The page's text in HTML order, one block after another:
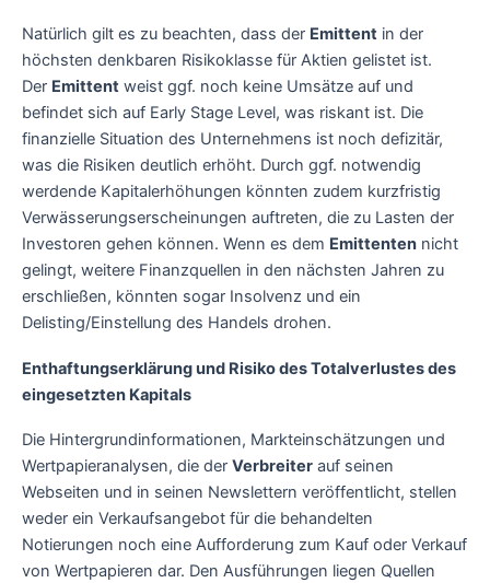
Natürlich gilt es zu beachten, dass der Emittent in der
höchsten denkbaren Risikoklasse für Aktien gelistet ist.
Der Emittent weist ggf. noch keine Umsätze auf und
befindet sich auf Early Stage Level, was riskant ist. Die
finanzielle Situation des Unternehmens ist noch defizitär,
was die Risiken deutlich erhöht. Durch ggf. notwendig
werdende Kapitalerhöhungen könnten zudem kurzfristig
Verwässerungserscheinungen auftreten, die zu Lasten der
Investoren gehen können. Wenn es dem Emittenten nicht
gelingt, weitere Finanzquellen in den nächsten Jahren zu
erschließen, könnten sogar Insolvenz und ein
Delisting/Einstellung des Handels drohen.
Enthaftungserklärung und Risiko des Totalverlustes des
eingesetzten Kapitals
Die Hintergrundinformationen, Markteinschätzungen und
Wertpapieranalysen, die der Verbreiter auf seinen
Webseiten und in seinen Newslettern veröffentlicht, stellen
weder ein Verkaufsangebot für die behandelten
Notierungen noch eine Aufforderung zum Kauf oder Verkauf
von Wertpapieren dar. Den Ausführungen liegen Quellen